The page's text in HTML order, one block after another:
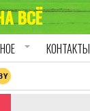
ВСЁ
arrow_drop_down КОНТАКТЫ